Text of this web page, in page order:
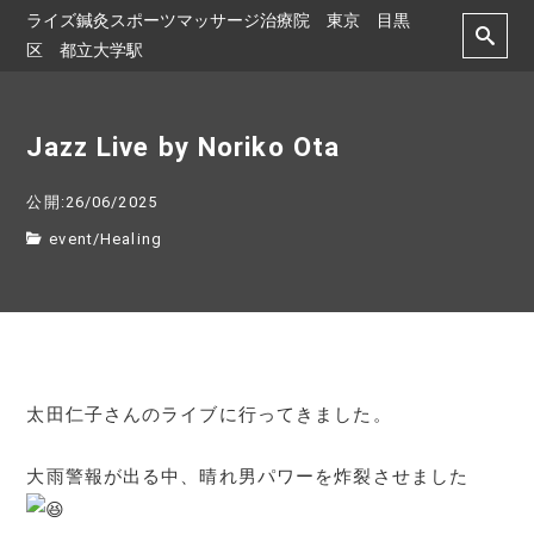
ライズ鍼灸スポーツマッサージ治療院 東京 目黒
区 都立大学駅
Jazz Live by Noriko Ota
公開:26/06/2025
event/Healing
太田仁子さんのライブに行ってきました。
大雨警報が出る中、晴れ男パワーを炸裂させました